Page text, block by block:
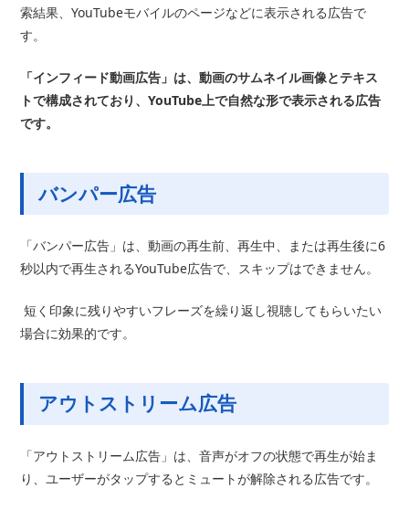
索結果、YouTubeモバイルのページなどに表示される広告で
す。
「インフィード動画広告」は、動画のサムネイル画像とテキス
トで構成されており、YouTube上で自然な形で表示される広告
です。
バンパー広告
「バンパー広告」は、動画の再生前、再生中、または再生後に6
秒以内で再生されるYouTube広告で、スキップはできません。
短く印象に残りやすいフレーズを繰り返し視聴してもらいたい
場合に効果的です。
アウトストリーム広告
「アウトストリーム広告」は、音声がオフの状態で再生が始ま
り、ユーザーがタップするとミュートが解除される広告です。